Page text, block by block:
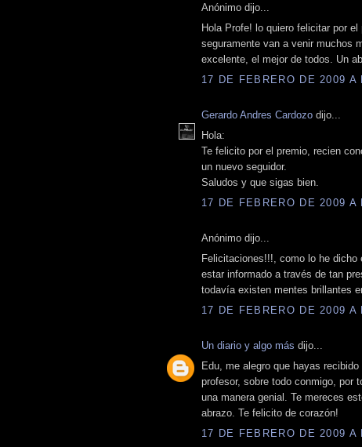
Anónimo dijo...
Hola Profe! lo quiero felicitar por
seguramente van a venir muchos
excelente, el mejor de todos. Un
17 DE FEBRERO DE 2009 A
Gerardo Andres Cardozo dijo...
Hola:
Te felicito por el premio, recien
un nuevo seguidor.
Saludos y que sigas bien.
17 DE FEBRERO DE 2009 A
Anónimo dijo...
Felicitaciones!!!, como lo he
estar informado a través de tan
todavía existen mentes brillantes
17 DE FEBRERO DE 2009 A
Un diario y algo más dijo...
Edu, me alegro que hayas
profesor, sobre todo conmigo, por
una manera genial. Te mereces
abrazo. Te felicito de corazón!
17 DE FEBRERO DE 2009 A